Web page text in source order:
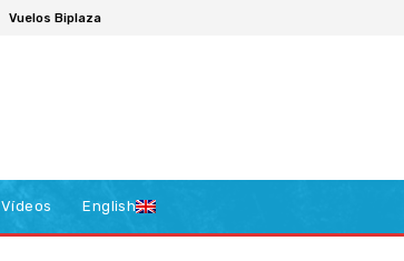
Vuelos Biplaza
Vídeos English